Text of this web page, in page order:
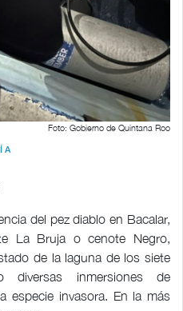
Foto: Gobierno de Quintana Roo
del pez diablo en Bacalar,
La Bruja o cenote Negro,
de la laguna de los siete
diversas inmersiones de
especie invasora. En la más